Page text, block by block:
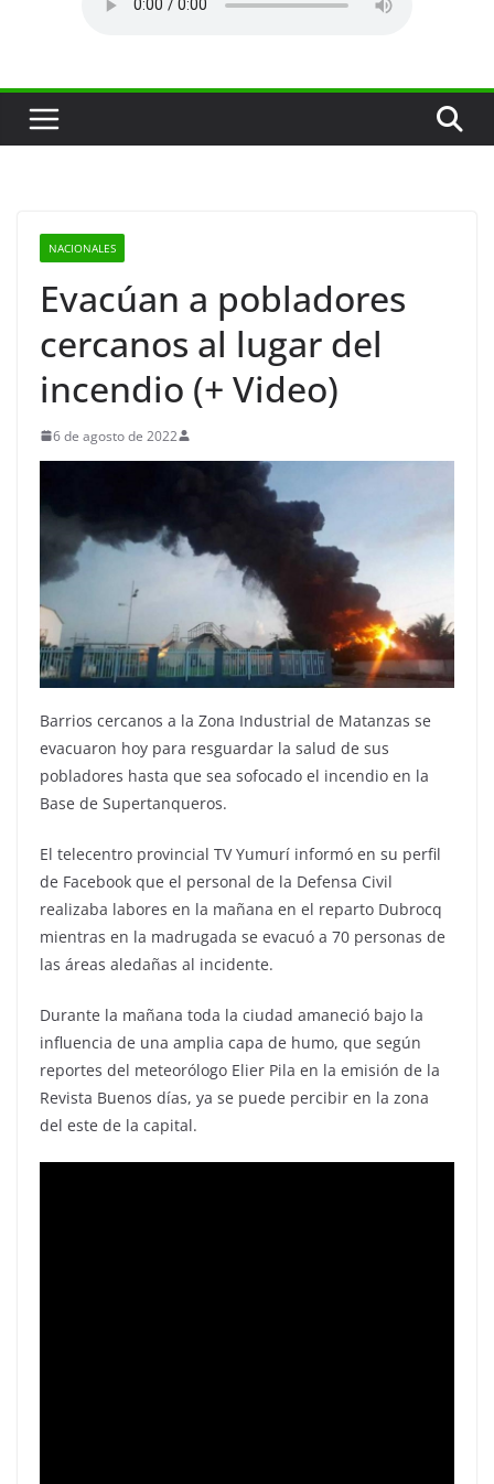
NACIONALES
Evacúan a pobladores
cercanos al lugar del
incendio (+ Video)
6 de agosto de 2022
Barrios cercanos a la Zona Industrial de Matanzas se
evacuaron hoy para resguardar la salud de sus
pobladores hasta que sea sofocado el incendio en la
Base de Supertanqueros.
El telecentro provincial TV Yumurí informó en su perfil
de Facebook que el personal de la Defensa Civil
realizaba labores en la mañana en el reparto Dubrocq
mientras en la madrugada se evacuó a 70 personas de
las áreas aledañas al incidente.
Durante la mañana toda la ciudad amaneció bajo la
influencia de una amplia capa de humo, que según
reportes del meteorólogo Elier Pila en la emisión de la
Revista Buenos días, ya se puede percibir en la zona
del este de la capital.